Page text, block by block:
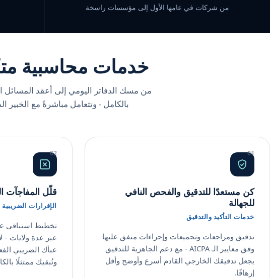
من شركات في عامها الأول إلى مؤسسات راسخة
خدمات محاسبية
بالكامل - وتتعامل مباشرةً مع
كن مستعدًا للتدقيق والفحص النافي
للجهالة
خدمات التأكيد والتدقيق
تدقيق ومراجعات وتجميعات وإجراءات متفق عليها
وفق معايير الـ AICPA - مع دعم الجاهزية للتدقيق
يجعل تدقيقك الخارجي القادم أسرع وأوضح وأقل
إرهاقًا.
قلّل المفاجآت
الإقرارات
تخطيط استباقي
عبر عدة ولايات
عبأك الضريبي
ونُبقيك ممتثلًا